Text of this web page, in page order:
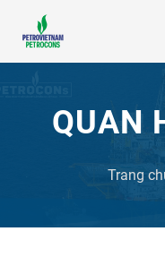
QUAN
Trang